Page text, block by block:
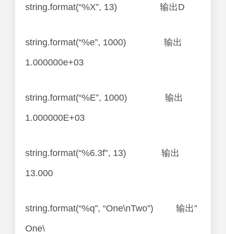
string.format(“%X”, 13) 输出D
string.format(“%e”, 1000) 输出
1.000000e+03
string.format(“%E”, 1000) 输出
1.000000E+03
string.format(“%6.3f”, 13) 输出
13.000
string.format(“%q”, “One\nTwo”) 输出”
One\